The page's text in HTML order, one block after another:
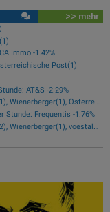
>> mehr
Immo -1.42%
Post(1)
AT&S -2.29%
wikifolio-Trades Austro-Aktien 16-17: RBI(1), AT&S(1), Wienerberger(1), Österreichische Post(1)
Stunde: Frequentis -1.76%
wikifolio-Trades Austro-Aktien 15-16: AT&S(3), RBI(2), Wienerberger(1), voestalpine(1), Kontron(1), Bawag(1)